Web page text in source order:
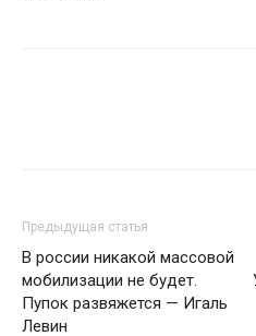
Предыдущая статья
В россии никакой массовой
мобилизации не будет.
Пупок развяжется — Игаль
Левин